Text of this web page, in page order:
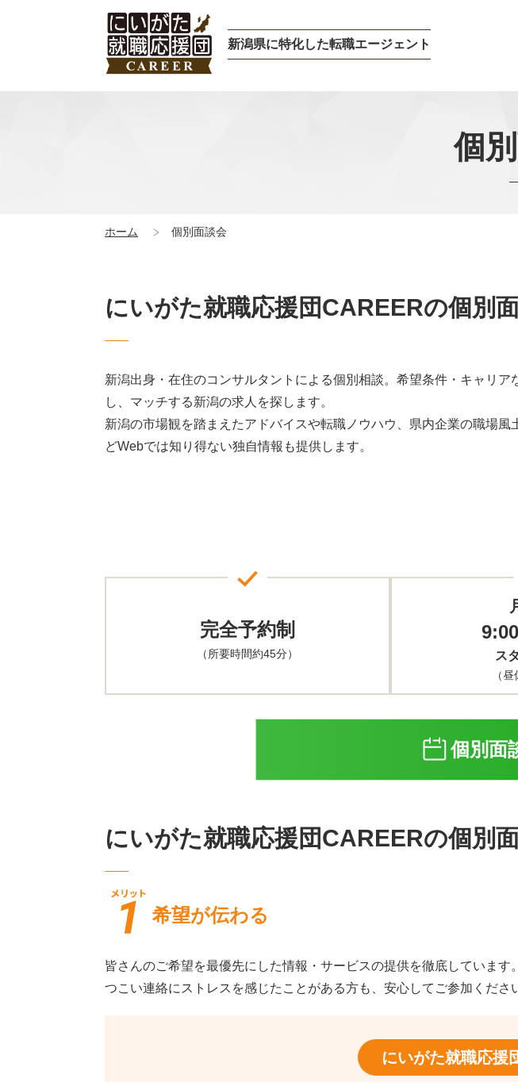
新潟県に特化した転職エージェント
個
ホーム 個別面談会
にいがた就職応援団CAREERの個別
新潟出身・在住のコンサルタントによる個別相談。希望条件・キャリア
し、マッチする新潟の求人を探します。
新潟の市場観を踏まえたアドバイスや転職ノウハウ、県内企業の職場風
どWebでは知り得ない独自情報も提供します。
完全予約制
（所要時間約45分） ス
（
個別面
にいがた就職応援団CAREERの個別
希望が伝わる
皆さんのご希望を最優先にした情報・サービスの提供を徹底していま
つこい連絡にストレスを感じたことがある方も、安心してご参加くださ
にいがた就職応援